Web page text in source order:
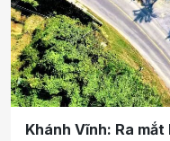
Khánh Vĩnh: Ra